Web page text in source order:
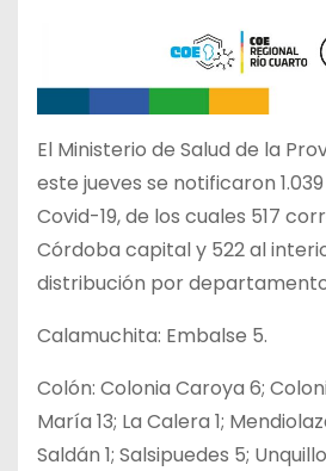
El Ministerio de Salud de la
este jueves se notificaron
Covid-19, de los cuales 517
Córdoba capital y 522 al
distribución por
Calamuchita: Embalse 5.
Colón: Colonia Caroya 6;
María 13; La Calera 1;
Saldán 1; Salsipuedes 5;